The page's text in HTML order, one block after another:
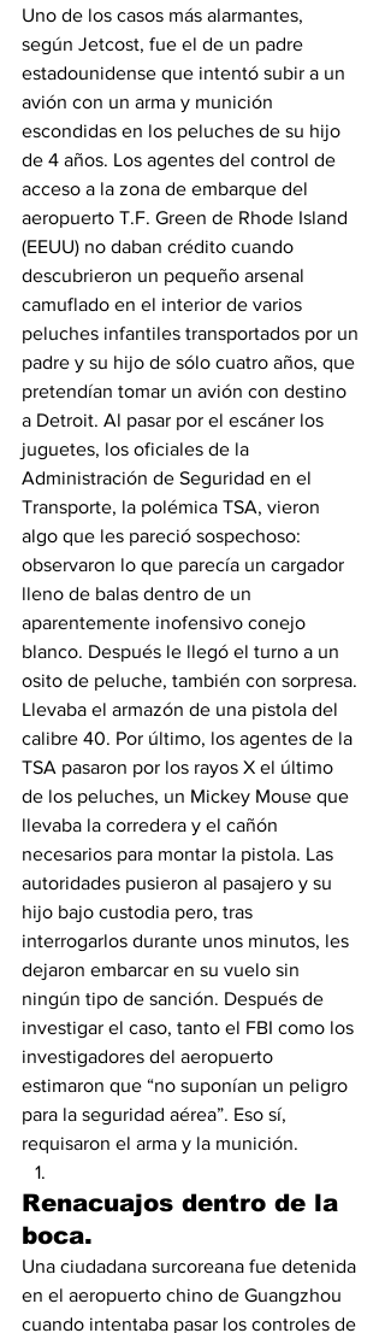
Uno de los casos más alarmantes,
según Jetcost, fue el de un padre
estadounidense que intentó subir a un
avión con un arma y munición
escondidas en los peluches de su hijo
de 4 años. Los agentes del control de
acceso a la zona de embarque del
aeropuerto T.F. Green de Rhode Island
(EEUU) no daban crédito cuando
descubrieron un pequeño arsenal
camuflado en el interior de varios
peluches infantiles transportados por un
padre y su hijo de sólo cuatro años, que
pretendían tomar un avión con destino
a Detroit. Al pasar por el escáner los
juguetes, los oficiales de la
Administración de Seguridad en el
Transporte, la polémica TSA, vieron
algo que les pareció sospechoso:
observaron lo que parecía un cargador
lleno de balas dentro de un
aparentemente inofensivo conejo
blanco. Después le llegó el turno a un
osito de peluche, también con sorpresa.
Llevaba el armazón de una pistola del
calibre 40. Por último, los agentes de la
TSA pasaron por los rayos X el último
de los peluches, un Mickey Mouse que
llevaba la corredera y el cañón
necesarios para montar la pistola. Las
autoridades pusieron al pasajero y su
hijo bajo custodia pero, tras
interrogarlos durante unos minutos, les
dejaron embarcar en su vuelo sin
ningún tipo de sanción. Después de
investigar el caso, tanto el FBI como los
investigadores del aeropuerto
estimaron que “no suponían un peligro
para la seguridad aérea”. Eso sí,
requisaron el arma y la munición.
Renacuajos dentro de la
boca.
Una ciudadana surcoreana fue detenida
en el aeropuerto chino de Guangzhou
cuando intentaba pasar los controles de